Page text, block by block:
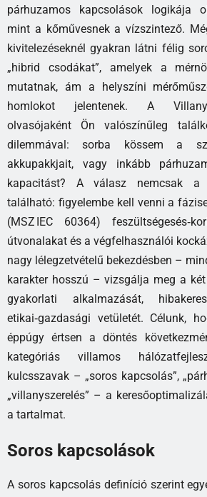
párhuzamos kapcsolások logikája
mint a kőművesnek a vízszintező.
kivitelezéseknél gyakran látni félig
„hibrid csodákat”, amelyek a
mutatnak, ám a helyszíni
homlokot jelentenek. A
olvasójaként Ön valószínűleg
dilemmával: sorba kössem a
akkupakkjait, vagy inkább
kapacitást? A válasz nemcsak a
található: figyelembe kell venni a
(MSZ IEC 60364)
útvonalakat és a végfelhasználói
nagy lélegzetvételű bekezdésben –
karakter hosszú – vizsgálja meg a
gyakorlati alkalmazását,
etikai‑gazdasági vetületét. Célunk,
éppúgy értsen a döntés
kategóriás villamos
kulcsszavak – „soros kapcsolás”,
„villanyszerelés” – a
a tartalmat.
Soros kapcsolások
A soros kapcsolás definíció szerint